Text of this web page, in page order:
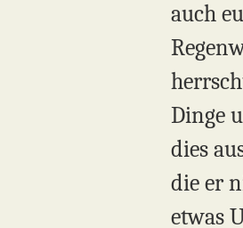
auch
Dinge
dies
die er
etwas